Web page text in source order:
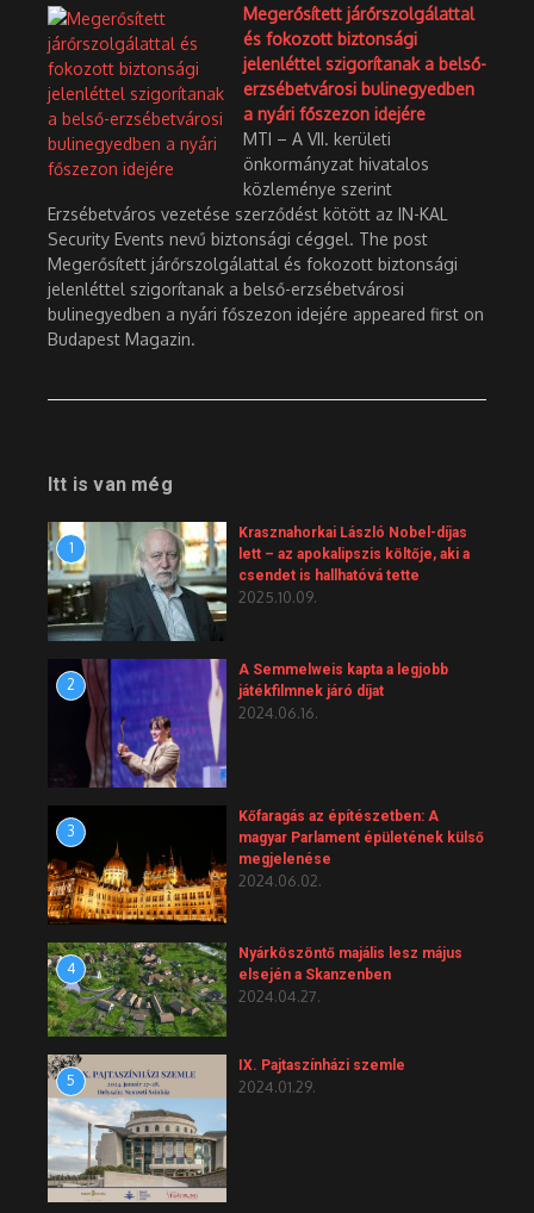
Megerősített járőrszolgálattal
és fokozott biztonsági
jelenléttel szigorítanak a belső-
erzsébetvárosi bulinegyedben
a nyári főszezon idejére
MTI – A VII. kerületi
önkormányzat hivatalos
közleménye szerint
Erzsébetváros vezetése szerződést kötött az IN-KAL
Security Events nevű biztonsági céggel. The post
Megerősített járőrszolgálattal és fokozott biztonsági
jelenléttel szigorítanak a belső-erzsébetvárosi
bulinegyedben a nyári főszezon idejére appeared first on
Budapest Magazin.
Itt is van még
1
Krasznahorkai László Nobel-díjas
lett – az apokalipszis költője, aki a
csendet is hallhatóvá tette
2025.10.09.
2
A Semmelweis kapta a legjobb
játékfilmnek járó díjat
2024.06.16.
3
Kőfaragás az építészetben: A
magyar Parlament épületének külső
megjelenése
2024.06.02.
4
Nyárköszöntő majális lesz május
elsején a Skanzenben
2024.04.27.
5
IX. Pajtaszínházi szemle
2024.01.29.